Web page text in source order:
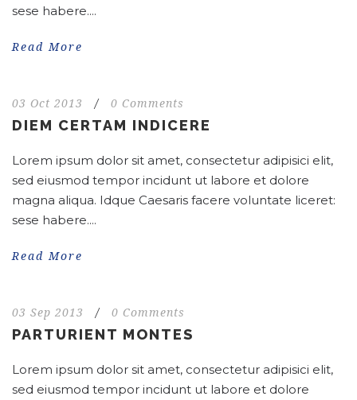
sese habere....
Read More
03 Oct 2013 / 0 Comments
DIEM CERTAM INDICERE
Lorem ipsum dolor sit amet, consectetur adipisici elit,
sed eiusmod tempor incidunt ut labore et dolore
magna aliqua. Idque Caesaris facere voluntate liceret:
sese habere....
Read More
03 Sep 2013 / 0 Comments
PARTURIENT MONTES
Lorem ipsum dolor sit amet, consectetur adipisici elit,
sed eiusmod tempor incidunt ut labore et dolore